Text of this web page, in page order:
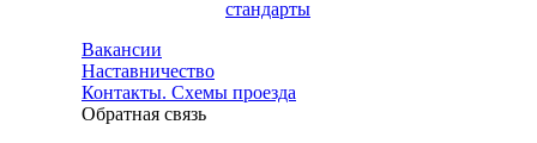
стандарты
Вакансии
Наставничество
Контакты. Схемы проезда
Обратная связь